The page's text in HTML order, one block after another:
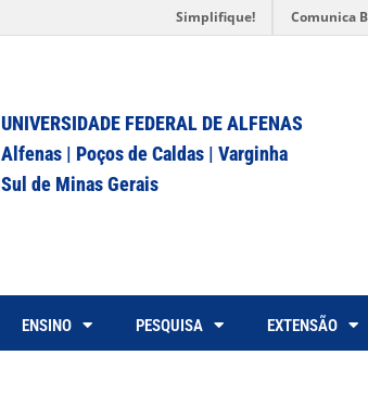
Simplifique! Comunica
UNIVERSIDADE FEDERAL DE ALFENAS
Alfenas | Poços de Caldas | Varginha
Sul de Minas Gerais
ENSINO PESQUISA EXTENSÃO